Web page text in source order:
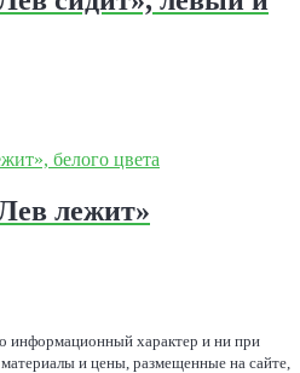
лежит»
информационный характер и ни при
и цены, размещенные на сайте,